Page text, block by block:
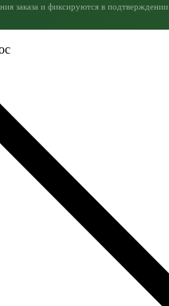
заказа и фиксируются в подтверждении